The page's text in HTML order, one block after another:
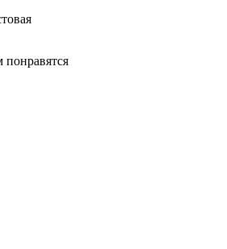
понравятся